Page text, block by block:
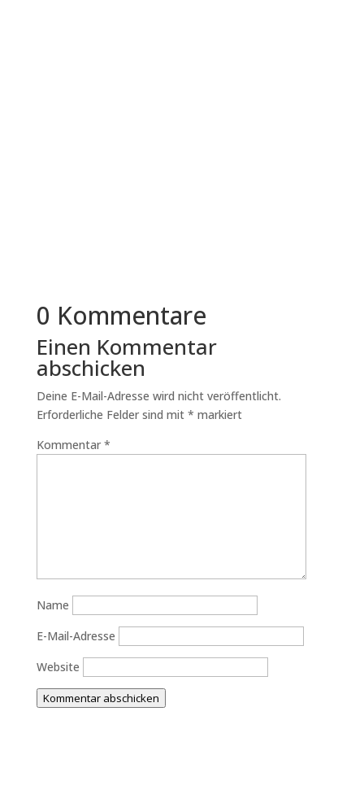
0 Kommentare
Einen Kommentar
abschicken
Deine E-Mail-Adresse wird nicht veröffentlicht.
Erforderliche Felder sind mit * markiert
Kommentar *
Name
E-Mail-Adresse
Website
Kommentar abschicken